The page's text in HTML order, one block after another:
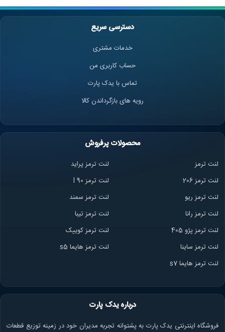
دسترسی سریع
خدمات مشتری
حساب کاربری من
تماس با یدک پارت
رویه های بازگرداندن کالا
محصولات پرفروش
لنت ترمز
لنت ترمز پراید
لنت ترمز 206
لنت ترمز l 90
لنت ترمز ریو
لنت ترمز سمند
لنت ترمز رانا
لنت ترمز تیبا
لنت ترمز پژو 405
لنت ترمز کوییک
لنت ترمز ساینا
لنت ترمز هایما s5
لنت ترمز هایما s7
درباره یدک پارت
فروشگاه اینترنتی یدک پارت به پشتوانه تجربه مدیران خود در زمینه توزیع قطعات